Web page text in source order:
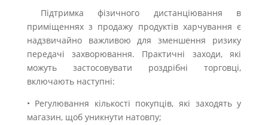
Підтримка фізичного дистанціювання в
приміщеннях з продажу продуктів харчування є
надзвичайно важливою для зменшення ризику
передачі захворювання. Практичні заходи, які
можуть застосовувати роздрібні торговці,
включають наступні:
• Регулювання кількості покупців, які заходять у
магазин, щоб уникнути натовпу;